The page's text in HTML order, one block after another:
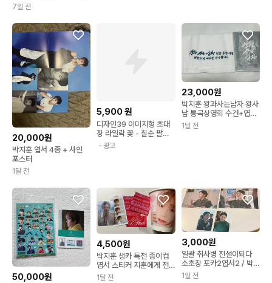
서 키트 앨범
7일 전
20,000원
박지훈 엽서 4종 + 사인
포스터
1달 전
5,900원
디자인39 이미지형 초대
장 라일락 꽃 - 칠순 팔순
구순 고희연 산수연 회갑
연 초대장 이미지형
・광고
23,000원
박지훈 왕과사는남자 왕사
남 통곡상영회 수건+엽서
세트
1달 전
50,000원
4,500원
박지훈 생카 특전 종이컵
엽서 스티커 지훈에게 전
력주의 양도
1달 전
3,000원
일괄 취사병 전설이되다
소초장 포카2엽서2 / 박지
훈 드라마 한동희 배우
1일 전